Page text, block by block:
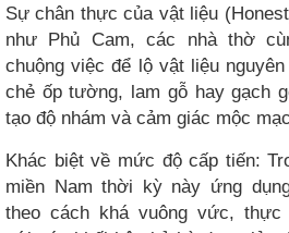
Sự chân thực của vật liệu
như Phủ Cam, các nhà thờ
chuộng việc để lộ vật liệu
chẻ ốp tường, lam gỗ hay gạch
tạo độ nhám và cảm giác mộc
Khác biệt về mức độ cấp tiến:
miền Nam thời kỳ này ứng
theo cách khá vuông vức, thực